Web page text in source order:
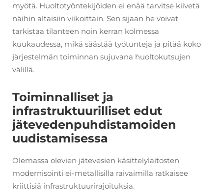
myötä. Huoltotyöntekijöiden ei enää tarvitse kiivetä
näihin altaisiin viikoittain. Sen sijaan he voivat
tarkistaa tilanteen noin kerran kolmessa
kuukaudessa, mikä säästää työtunteja ja pitää koko
järjestelmän toiminnan sujuvana huoltokutsujen
välillä.
Toiminnalliset ja
infrastruktuurilliset edut
jätevedenpuhdistamoiden
uudistamisessa
Olemassa olevien jätevesien käsittelylaitosten
modernisointi ei-metallisilla raivaimilla ratkaisee
kriittisiä infrastruktuurirajoituksia.